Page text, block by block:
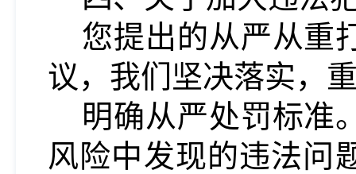
您提出的从严从重
议，我们坚决落实，
明确从严处罚标准
风险中发现的违法问